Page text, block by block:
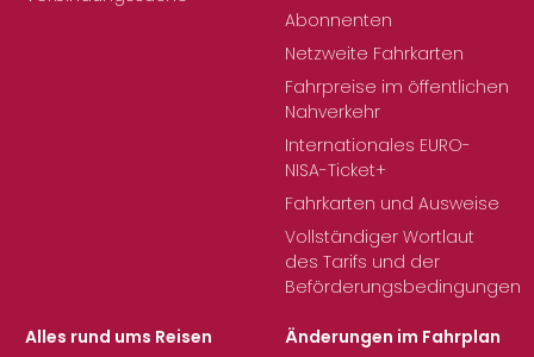
Abonnenten
Netzweite Fahrkarten
Fahrpreise im öffentlichen
Nahverkehr
Internationales EURO-
NISA-Ticket+
Fahrkarten und Ausweise
Vollständiger Wortlaut
des Tarifs und der
Beförderungsbedingungen
Alles rund ums Reisen
Änderungen im Fahrplan